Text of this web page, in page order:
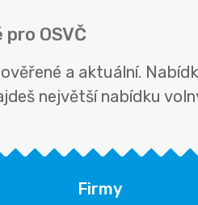
OSVČ
a aktuální.
největší nabídku
Firmy